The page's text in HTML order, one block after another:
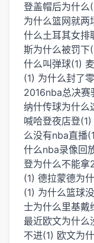
登盖帽后为什么
为什么篮网就两
什么土耳其女排
斯为什么被罚下
什么叫弹球(1)
(1) 为什么封了
2016nba总决赛
纳什传球为什么
喊哈登夜店登(1)
么没有nba直播
什么nba录像回
登为什么不能拿
(1) 德拉蒙德为
(1) 为什么篮球
士为什么里基戴
最近欧文为什么
不进(1) 欧文为